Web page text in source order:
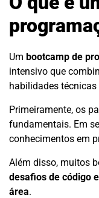
Um bootcamp de
intensivo que
habilidades
Primeiramente, os
fundamentais. Em
conhecimentos em
Além disso, muitos
desafios de código
área.